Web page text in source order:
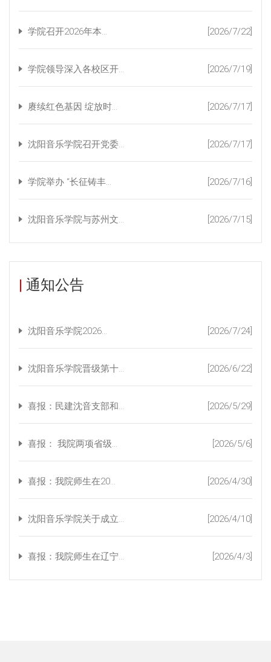
学院召开2026年本... [2026/7/22]
学院领导深入各校区开... [2026/7/19]
赓续红色基因 绽放时... [2026/7/17]
沈阳音乐学院召开党委... [2026/7/17]
学院举办 “长征铸丰... [2026/7/16]
沈阳音乐学院与苏州文... [2026/7/15]
| 通知公告
沈阳音乐学院2026... [2026/7/24]
沈阳音乐学院晋级第十... [2026/6/22]
喜报：民建沈音支部和... [2026/5/29]
喜报： 我院两项省级... [2026/5/6]
喜报：我院师生在20... [2026/4/30]
沈阳音乐学院关于成立... [2026/4/10]
喜报：我院师生在辽宁... [2026/4/3]